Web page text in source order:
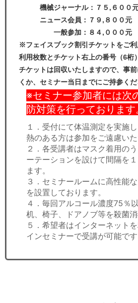
機械ジャーナル：７５,６００
ニュース会員：７９,８００元
一般参加：８４,０００元
※フェイスブック割引チケットをご
利用枚数とチケット右上の番号（6桁
チケットは回収いたしますので、事
くか、セミナー当日までにご持参くだ
※セミナー参加者には次
防対策を行っております
１．受付にて体温測定を実施
熱のある方は参加をご遠慮いた
２．各受講者はマスク着用の
ーテーションを設けて間隔を
ます。
３．セミナールームに高性能
を設置しております。
４．毎回アルコール濃度75％
机、椅子、ドアノブ等を殺菌消
５．希望者はインターネット
インセミナーで受講が可能です